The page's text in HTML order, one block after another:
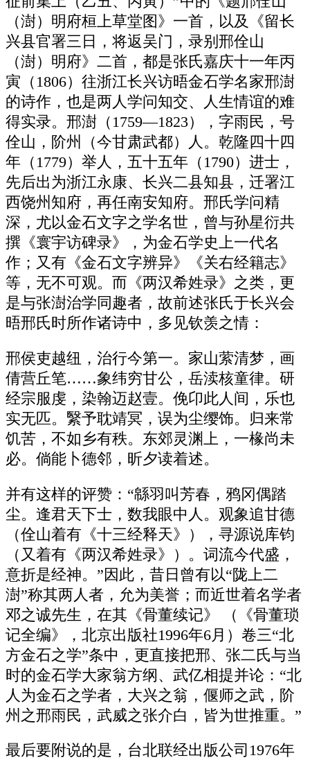
（澍）明府桓上草堂图》一首，以及《留长
兴县官署三日，将返吴门，录别邢佺山
（澍）明府》二首，都是张氏嘉庆十一年丙
寅（1806）往浙江长兴访晤金石学名家邢澍
的诗作，也是两人学问知交、人生情谊的难
得实录。邢澍（1759—1823），字雨民，号
佺山，阶州（今甘肃武都）人。乾隆四十四
年（1779）举人，五十五年（1790）进士，
先后出为浙江永康、长兴二县知县，迁署江
西饶州知府，再任南安知府。邢氏学问精
深，尤以金石文字之学名世，曾与孙星衍共
撰《寰宇访碑录》，为金石学史上一代名
作；又有《金石文字辨异》《关右经籍志》
等，无不可观。而《两汉希姓录》之类，更
是与张澍治学同趣者，故前述张氏于长兴会
晤邢氏时所作诸诗中，多见钦羡之情：
邢侯吏越纽，治行今第一。家山萦清梦，画
倩营丘笔……象纬穷甘公，岳渎核童律。研
经宗服虔，染翰迈赵壹。俛卬此人间，乐也
实无匹。繄予耽靖冥，误为尘缨饰。归来常
饥苦，不如乡有秩。东郊灵渊上，一椽尚未
必。倘能卜德邻，昕夕读着述。
并有这样的评赞：“緜羽叫芳春，鸦冈偶踏
尘。逢君天下士，数我眼中人。观象追甘德
（佺山着有《十三经释天》），寻源说库钧
（又着有《两汉希姓录》）。词流今代盛，
意折是经神。”因此，昔日曾有以“陇上二
澍”称其两人者，允为美誉；而近世着名学者
邓之诚先生，在其《骨董续记》 （《骨董琐
记全编》，北京出版社1996年6月）卷三“北
方金石之学”条中，更直接把邢、张二氏与当
时的金石学大家翁方纲、武亿相提并论：“北
人为金石之学者，大兴之翁，偃师之武，阶
州之邢雨民，武威之张介白，皆为世推重。”
最后要附说的是，台北联经出版公司1976年